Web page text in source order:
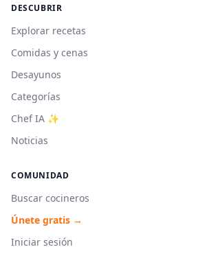
DESCUBRIR
Explorar recetas
Comidas y cenas
Desayunos
Categorías
Chef IA ✨
Noticias
COMUNIDAD
Buscar cocineros
Únete gratis →
Iniciar sesión